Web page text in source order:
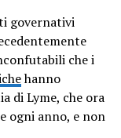
governativi
che i
hanno
di Lyme, che ora
ogni anno, e non